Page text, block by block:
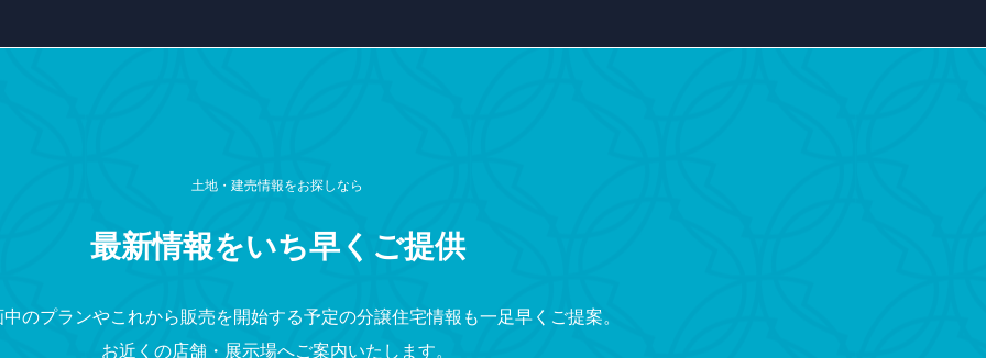
土地・建売情報をお探しなら
最新情報をいち早くご提供
のプランやこれから販売を開始する予定の分譲住宅情報も一足早くご提案。
お近くの店舗・展示場へご案内いたします。